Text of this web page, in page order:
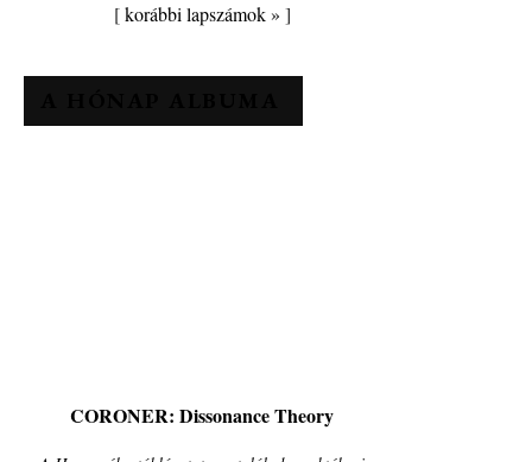
[korábbi lapszámok » ]
CORONER: Dissonance Theory